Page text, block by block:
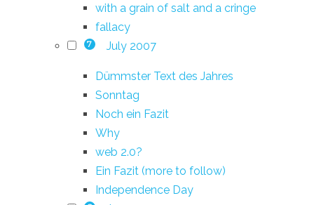
with a grain of salt and a cringe
fallacy
7 July 2007
Dümmster Text des Jahres
Sonntag
Noch ein Fazit
Why
web 2.0?
Ein Fazit (more to follow)
Independence Day